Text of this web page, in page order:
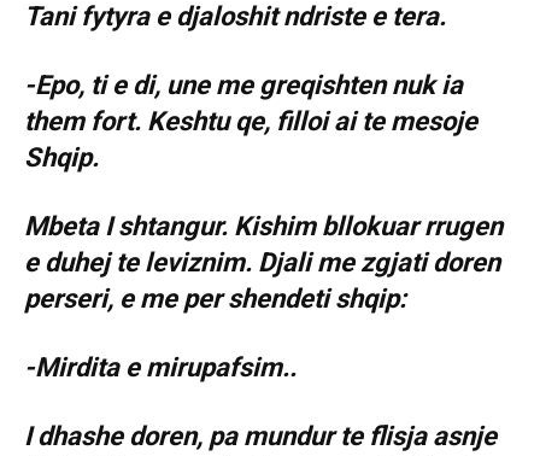
Tani fytyra e djaloshit ndriste e tera.
-Epo, ti e di, une me greqishten nuk ia
them fort. Keshtu qe, filloi ai te mesoje
Shqip.
Mbeta I shtangur. Kishim bllokuar rrugen
e duhej te leviznim. Djali me zgjati doren
perseri, e me per shendeti shqip:
-Mirdita e mirupafsim..
I dhashe doren, pa mundur te flisja asnje